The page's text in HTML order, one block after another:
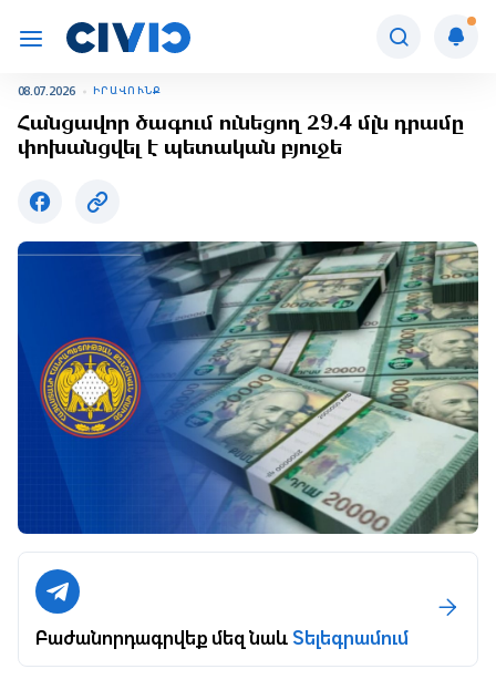
08.07.2026 ԻՐԱՎՈՒՆՔ
Հանցավոր ծագում ունեցող 29.4 մլն դրամը
փոխանցվել է պետական բյուջե
Բաժանորդագրվեք մեզ նաևՏելեգրամում